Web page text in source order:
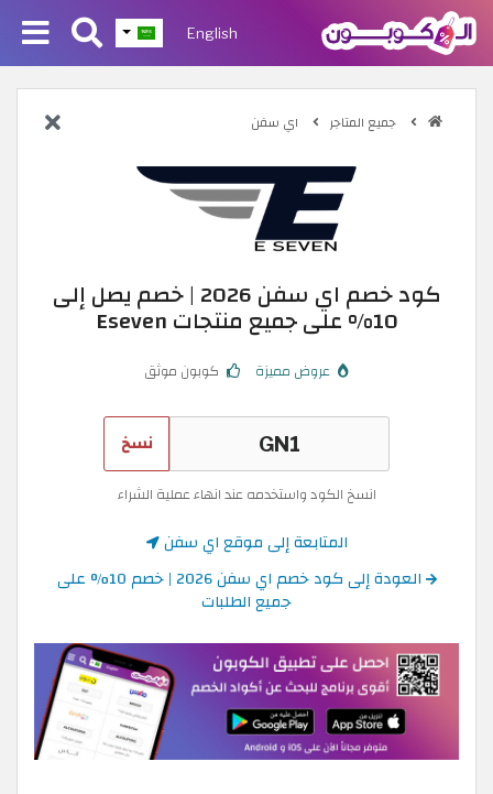
English
جميع المتاجر اي سفن
كود خصم اي سفن 2026 | خصم يصل إلى
10% على جميع منتجات Eseven
عروض مميزة كوبون موثق
نسخ
انسخ الكود واستخدمه عند انهاء عملية الشراء
المتابعة إلى موقع اي سفن
العودة إلى كود خصم اي سفن 2026 | خصم 10% على
جميع الطلبات